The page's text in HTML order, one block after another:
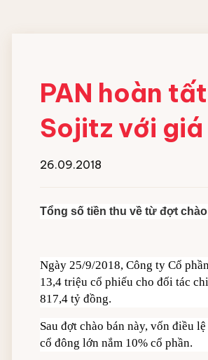
Máy gấp xếp đồ vải công nghiệp
IPSO
PAN hoàn
Sojitz với
26.09.2018
Tổng số tiền thu về từ đợt
Ngày 25/9/2018, Công ty Cổ
13,4 triệu cổ phiếu cho đối tác
817,4 tỷ đồng.
Sau đợt chào bán này, vốn điều
cổ đông lớn nắm 10% cổ phần.